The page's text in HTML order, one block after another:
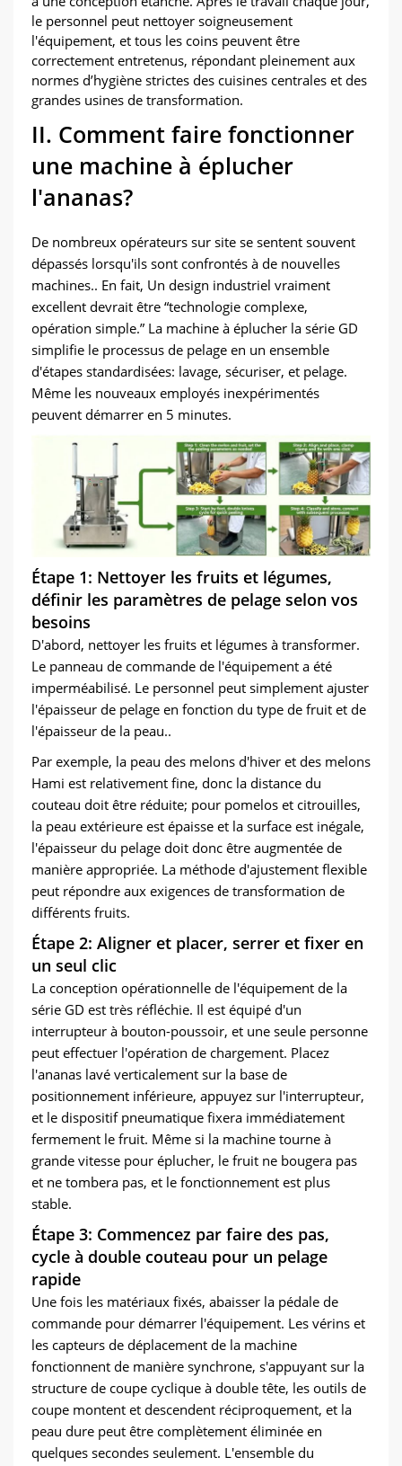
le personnel peut nettoyer soigneusement
l'équipement, et tous les coins peuvent être
correctement entretenus, répondant pleinement aux
normes d’hygiène strictes des cuisines centrales et des
grandes usines de transformation.
II. Comment faire fonctionner
une machine à éplucher
l'ananas?
De nombreux opérateurs sur site se sentent souvent
dépassés lorsqu'ils sont confrontés à de nouvelles
machines.. En fait, Un design industriel vraiment
excellent devrait être “technologie complexe,
opération simple.” La machine à éplucher la série GD
simplifie le processus de pelage en un ensemble
d'étapes standardisées: lavage, sécuriser, et pelage.
Même les nouveaux employés inexpérimentés
peuvent démarrer en 5 minutes.
Étape 1: Nettoyer les fruits et légumes,
définir les paramètres de pelage selon vos
besoins
D'abord, nettoyer les fruits et légumes à transformer.
Le panneau de commande de l'équipement a été
imperméabilisé. Le personnel peut simplement ajuster
l'épaisseur de pelage en fonction du type de fruit et de
l'épaisseur de la peau..
Par exemple, la peau des melons d'hiver et des melons
Hami est relativement fine, donc la distance du
couteau doit être réduite; pour pomelos et citrouilles,
la peau extérieure est épaisse et la surface est inégale,
l'épaisseur du pelage doit donc être augmentée de
manière appropriée. La méthode d'ajustement flexible
peut répondre aux exigences de transformation de
différents fruits.
Étape 2: Aligner et placer, serrer et fixer en
un seul clic
La conception opérationnelle de l'équipement de la
série GD est très réfléchie. Il est équipé d'un
interrupteur à bouton-poussoir, et une seule personne
peut effectuer l'opération de chargement. Placez
l'ananas lavé verticalement sur la base de
positionnement inférieure, appuyez sur l'interrupteur,
et le dispositif pneumatique fixera immédiatement
fermement le fruit. Même si la machine tourne à
grande vitesse pour éplucher, le fruit ne bougera pas
et ne tombera pas, et le fonctionnement est plus
stable.
Étape 3: Commencez par faire des pas,
cycle à double couteau pour un pelage
rapide
Une fois les matériaux fixés, abaisser la pédale de
commande pour démarrer l'équipement. Les vérins et
les capteurs de déplacement de la machine
fonctionnent de manière synchrone, s'appuyant sur la
structure de coupe cyclique à double tête, les outils de
coupe montent et descendent réciproquement, et la
peau dure peut être complètement éliminée en
quelques secondes seulement. L'ensemble du